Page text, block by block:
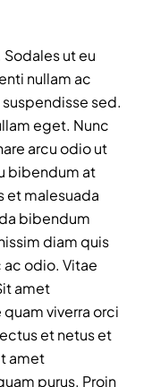
ut eu
nullam ac
sed.
eget. Nunc
arcu odio ut
bibendum at
et malesuada
bibendum
diam quis
ac odio. Vitae
amet
viverra orci
et netus et
amet
purus. Proin